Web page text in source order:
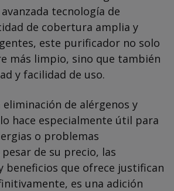
tecnología de
de cobertura amplia y
este purificador no solo
más limpio, sino que también
y facilidad de uso.
eliminación de alérgenos y
hace especialmente útil para
o problemas
de su precio, las
beneficios que ofrece justifican
es una adición